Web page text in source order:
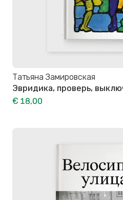
Татьяна Замировская
Эвридика, проверь,
€ 18,00